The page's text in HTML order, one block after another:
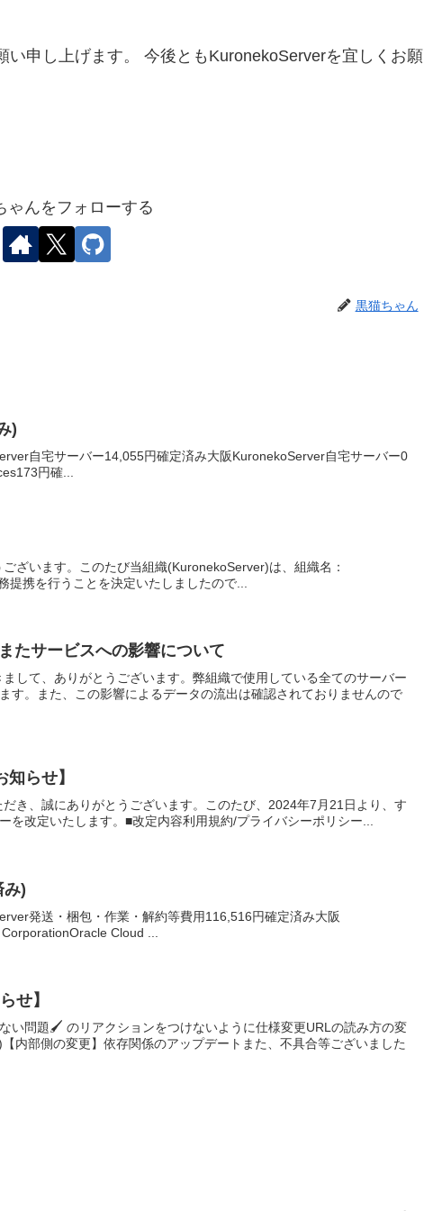
申し上げます。 今後ともKuronekoServerを宜しくお願
ゃんをフォローする
黒猫ちゃん
)
自宅サーバー14,055円確定済み大阪KuronekoServer自宅サーバー0
円確...
ざいます。このたび当組織(KuronekoServer)は、組織名：
携を行うことを決定いたしましたので...
たサービスへの影響について
して、ありがとうございます。弊組織で使用している全てのサーバー
す。また、この影響によるデータの流出は確認されておりませんので
らせ】
き、誠にありがとうございます。このたび、2024年7月21日より、す
を改定いたします。■改定内容利用規約/プライバシーポリシー...
)
発送・梱包・作業・解約等費用116,516円確定済み大阪
Cloud ...
せ】
い問題🖌 のリアクションをつけないように仕様変更URLの読み方の変
内部側の変更】依存関係のアップデートまた、不具合等ございました